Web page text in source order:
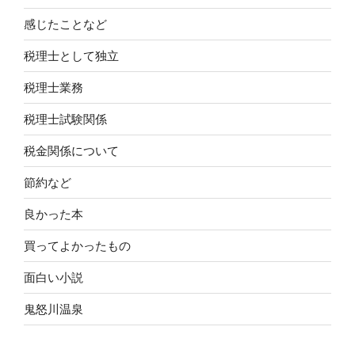
感じたことなど
税理士として独立
税理士業務
税理士試験関係
税金関係について
節約など
良かった本
買ってよかったもの
面白い小説
鬼怒川温泉